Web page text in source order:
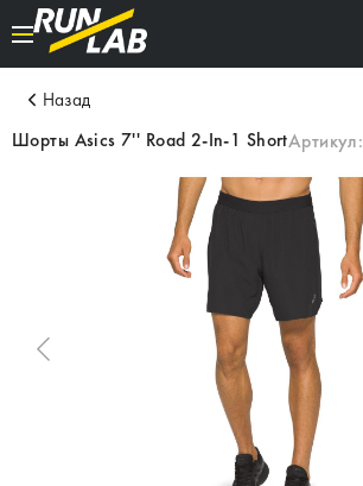
Назад
Шорты Asics 7'' Road 2-In-1 ShortАртикул: